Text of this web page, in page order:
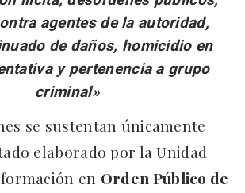
agentes de la autoridad,
de daños, homicidio en
y pertenencia a grupo
criminal»
se sustentan únicamente
elaborado por la Unidad
en Orden Público de